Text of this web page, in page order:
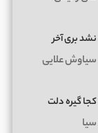
نشد بری آخر
سیاوش علایی
کجا گیره دلت
سیا